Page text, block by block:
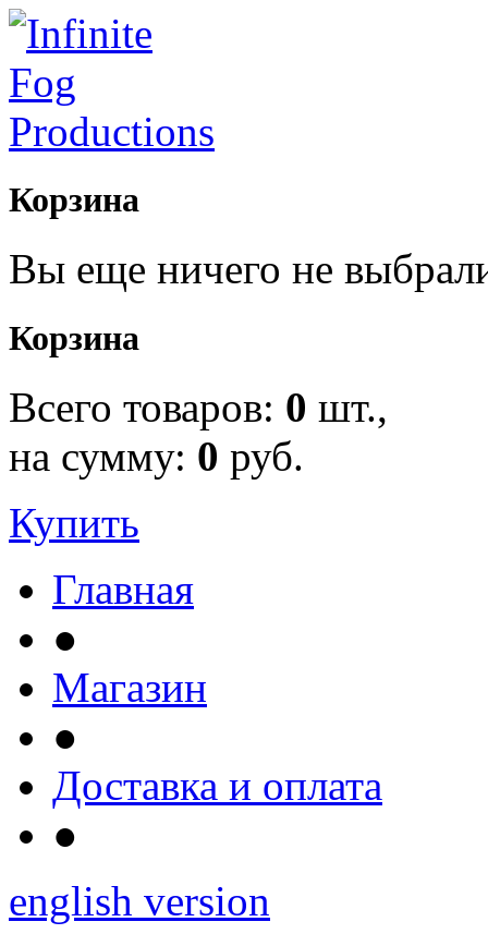
Корзина
Вы еще ничего не
Корзина
Всего товаров: 0 шт.,
на сумму: 0 руб.
Купить
Главная
●
Магазин
●
Доставка и оплата
●
english version